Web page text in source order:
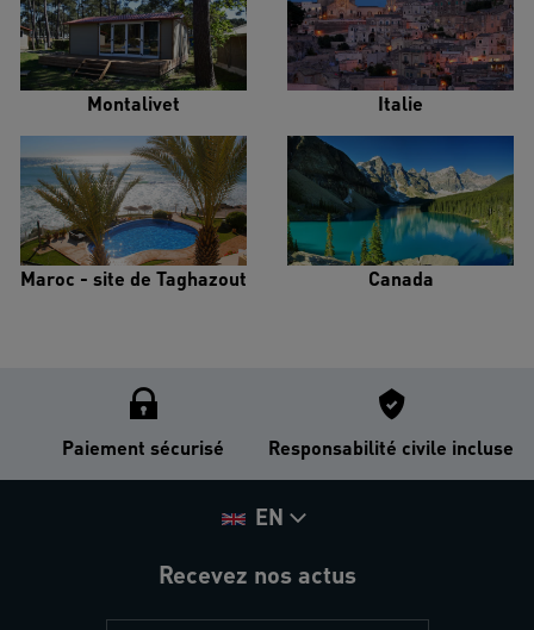
Montalivet Italie
Maroc - site de Taghazout Canada
Paiement sécurisé Responsabilité civile incluse
EN
Recevez nos actus